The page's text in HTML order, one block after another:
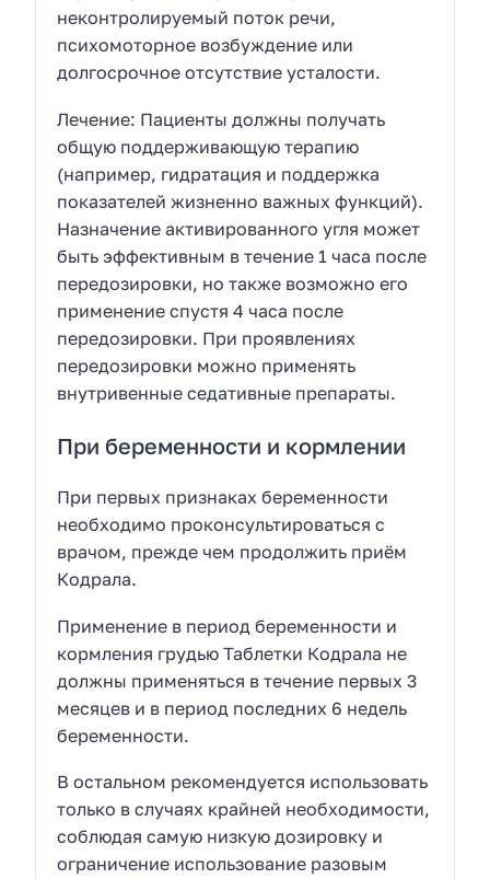
неконтролируемый поток речи,
психомоторное возбуждение или
долгосрочное отсутствие усталости.
Лечение: Пациенты должны получать
общую поддерживающую терапию
(например, гидратация и поддержка
показателей жизненно важных функций).
Назначение активированного угля может
быть эффективным в течение 1 часа после
передозировки, но также возможно его
применение спустя 4 часа после
передозировки. При проявлениях
передозировки можно применять
внутривенные седативные препараты.
При беременности и кормлении
При первых признаках беременности
необходимо проконсультироваться с
врачом, прежде чем продолжить приём
Кодрала.
Применение в период беременности и
кормления грудью Таблетки Кодрала не
должны применяться в течение первых 3
месяцев и в период последних 6 недель
беременности.
В остальном рекомендуется использовать
только в случаях крайней необходимости,
соблюдая самую низкую дозировку и
ограничение использование разовым